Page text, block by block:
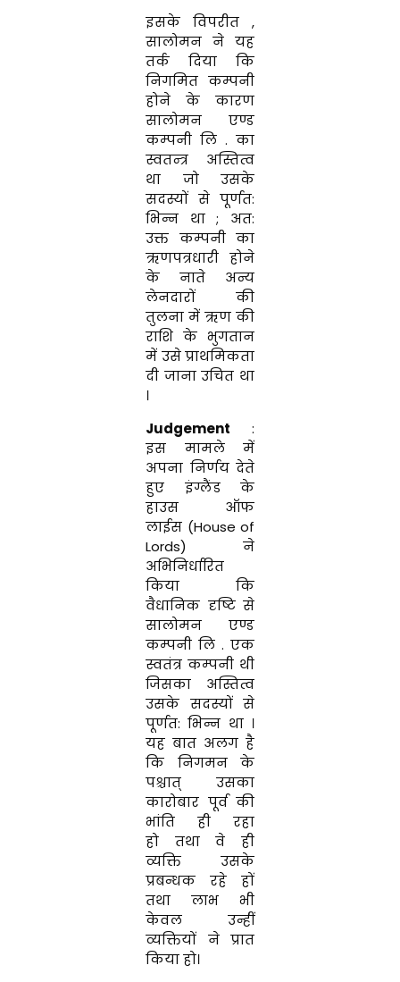
इसकेविपरीत,
सालोमन नेयह
तर्कदियाकि
निगमितकम्पनी
होनेके कारण
सालोमन एण्ड
कम्पनी लि.का
स्वतन्त्र अस्तित्व
था जोउसके
सदस्योंसेपूर्णत:
भिन्न था; अत:
उक्त कम्पनीका
ऋणपत्रधारी होने
के नाते अन्य
लेनदारोंकी
तुलना मेंऋणकी
राशिकेभुगतान
में उसेप्राथमिकता
दी जानाउचित था
।
Judgement:
इस मामलेमें
अपना निर्णयदेते
हुए इंग्लैंडके
हाउस ऑफ
लाईस (Houseof
Lords)ने
अभिनिर्धारित
कियाकि
वैधानिक दृष्टिसे
सालोमन एण्ड
कम्पनी लि.एक
स्वतंत्रकम्पनी थी
जिसका अस्तित्व
उसके सदस्योंसे
पूर्णत:भिन्न था ।
यह बात अलगहै
कि निगमनके
पश्चात्उसका
कारोबार पूर्वकी
भांतिहीरहा
हो तथावेही
व्यक्तिउसके
प्रबन्धकरहेहों
तथालाभभी
केवल उन्हीं
व्यक्तियों नेप्रात
कियाहो।